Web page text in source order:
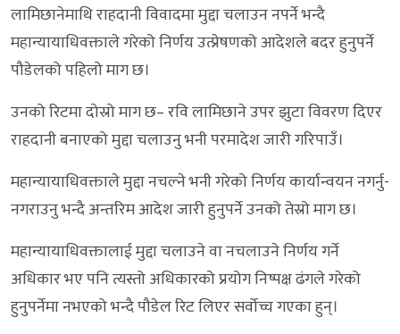
लामिछानेमाथि राहदानी विवादमा मुद्दा चलाउन नपर्ने भन्दै
महान्यायाधिवक्ताले गरेको निर्णय उत्प्रेषणको आदेशले बदर हुनुपर्ने
पौडेलको पहिलो माग छ।
उनको रिटमा दोस्रो माग छ– रवि लामिछाने उपर झुटा विवरण दिएर
राहदानी बनाएको मुद्दा चलाउनु भनी परमादेश जारी गरिपाउँ।
महान्यायाधिवक्ताले मुद्दा नचल्ने भनी गरेको निर्णय कार्यान्वयन नगर्नु-
नगराउनु भन्दै अन्तरिम आदेश जारी हुनुपर्ने उनको तेस्रो माग छ।
महान्यायाधिवक्तालाई मुद्दा चलाउने वा नचलाउने निर्णय गर्ने
अधिकार भए पनि त्यस्तो अधिकारको प्रयोग निष्पक्ष ढंगले गरेको
हुनुपर्नेमा नभएको भन्दै पौडेल रिट लिएर सर्वोच्च गएका हुन्।